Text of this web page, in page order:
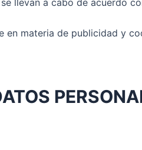
llevan a cabo de acuerdo
en materia de publicidad y